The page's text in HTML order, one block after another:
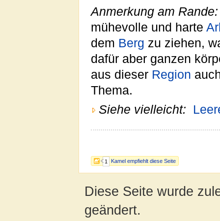
1 Kamel empfiehlt diese Seite
Anmerkung am Rande:
mühevolle und harte
dem Berg zu ziehen,
dafür aber ganzen
aus dieser Region
Thema.
Siehe vielleicht:
Diese Seite wurde
geändert.